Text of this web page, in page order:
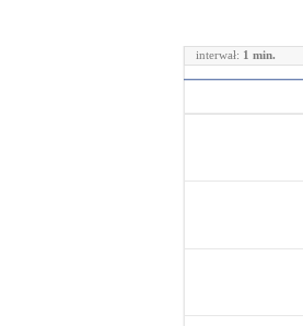
interwał: 1 min.